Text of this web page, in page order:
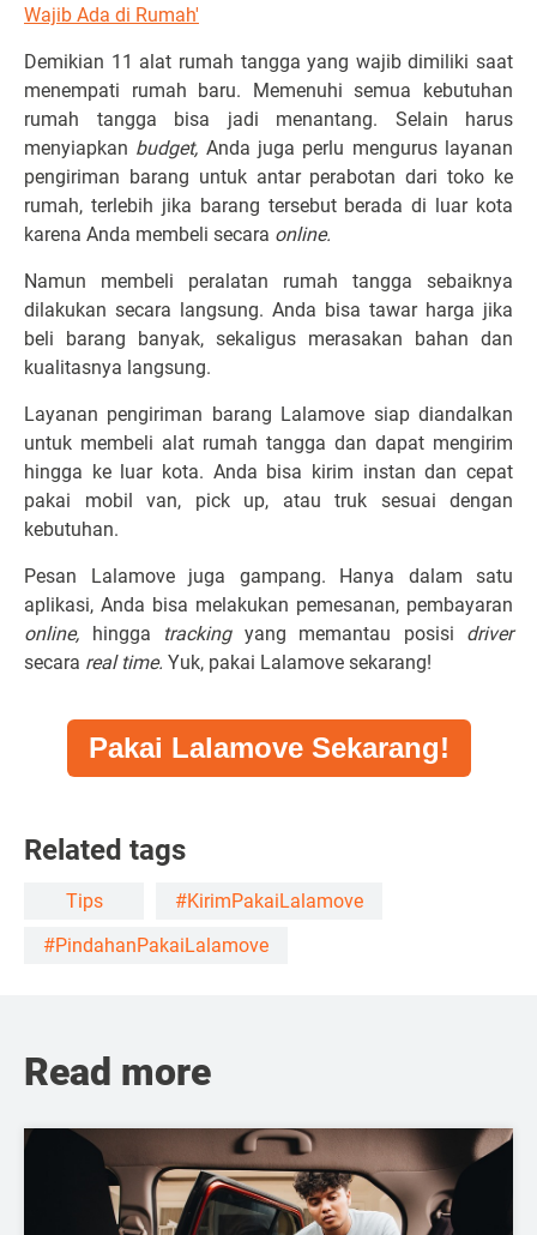
Wajib Ada di Rumah'
Demikian 11 alat rumah tangga yang wajib dimiliki saat
menempati rumah baru. Memenuhi semua kebutuhan
rumah tangga bisa jadi menantang. Selain harus
menyiapkan budget, Anda juga perlu mengurus layanan
pengiriman barang untuk antar perabotan dari toko ke
rumah, terlebih jika barang tersebut berada di luar kota
karena Anda membeli secara online.
Namun membeli peralatan rumah tangga sebaiknya
dilakukan secara langsung. Anda bisa tawar harga jika
beli barang banyak, sekaligus merasakan bahan dan
kualitasnya langsung.
Layanan pengiriman barang Lalamove siap diandalkan
untuk membeli alat rumah tangga dan dapat mengirim
hingga ke luar kota. Anda bisa kirim instan dan cepat
pakai mobil van, pick up, atau truk sesuai dengan
kebutuhan.
Pesan Lalamove juga gampang. Hanya dalam satu
aplikasi, Anda bisa melakukan pemesanan, pembayaran
online, hingga tracking yang memantau posisi driver
secara real time. Yuk, pakai Lalamove sekarang!
Pakai Lalamove Sekarang!
Related tags
Tips
#KirimPakaiLalamove
#PindahanPakaiLalamove
Read more